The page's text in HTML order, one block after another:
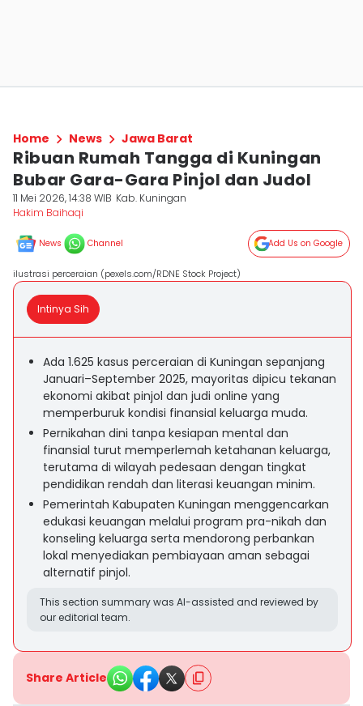
Home News Jawa Barat
Ribuan Rumah Tangga di Kuningan
Bubar Gara-Gara Pinjol dan Judol
11 Mei 2026, 14:38 WIB Kab. Kuningan
Hakim Baihaqi
News Channel Add Us on Google
ilustrasi perceraian (pexels.com/RDNE Stock Project)
Intinya Sih
Ada 1.625 kasus perceraian di Kuningan sepanjang
Januari–September 2025, mayoritas dipicu tekanan
ekonomi akibat pinjol dan judi online yang
memperburuk kondisi finansial keluarga muda.
Pernikahan dini tanpa kesiapan mental dan
finansial turut memperlemah ketahanan keluarga,
terutama di wilayah pedesaan dengan tingkat
pendidikan rendah dan literasi keuangan minim.
Pemerintah Kabupaten Kuningan menggencarkan
edukasi keuangan melalui program pra-nikah dan
konseling keluarga serta mendorong perbankan
lokal menyediakan pembiayaan aman sebagai
alternatif pinjol.
This section summary was AI-assisted and reviewed by
our editorial team.
Share Article